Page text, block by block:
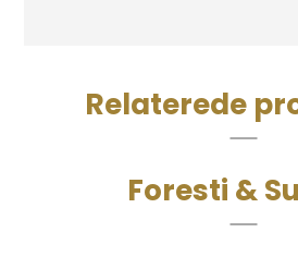
Relaterede
Foresti &